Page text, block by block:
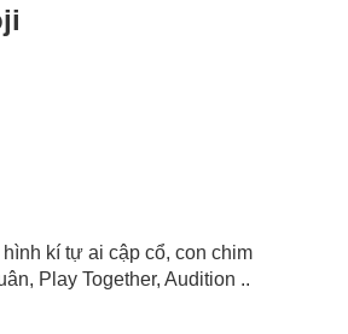
kí tự ai cập cổ, con chim
Play Together, Audition ..